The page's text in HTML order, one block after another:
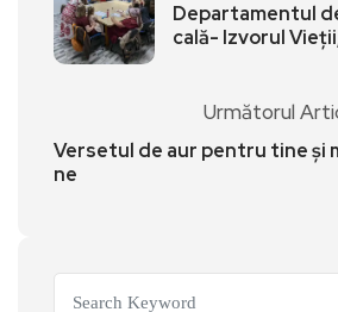
Departamentul
cală- Izvorul
Următorul
Versetul de aur pentru tine și
ne